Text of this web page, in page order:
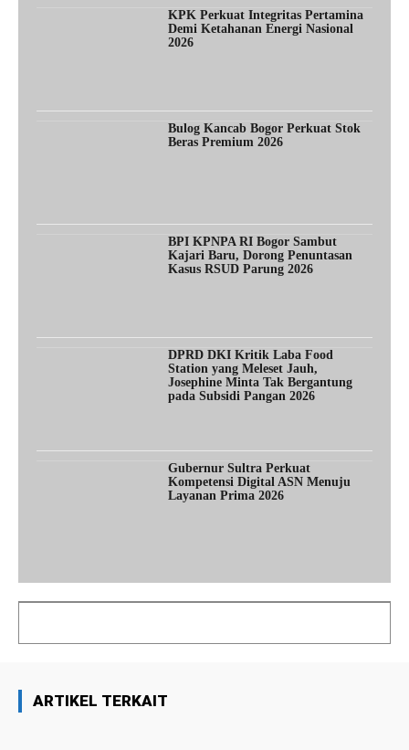
KPK Perkuat Integritas Pertamina
Demi Ketahanan Energi Nasional
2026
Bulog Kancab Bogor Perkuat Stok
Beras Premium 2026
BPI KPNPA RI Bogor Sambut
Kajari Baru, Dorong Penuntasan
Kasus RSUD Parung 2026
DPRD DKI Kritik Laba Food
Station yang Meleset Jauh,
Josephine Minta Tak Bergantung
pada Subsidi Pangan 2026
Gubernur Sultra Perkuat
Kompetensi Digital ASN Menuju
Layanan Prima 2026
ARTIKEL TERKAIT